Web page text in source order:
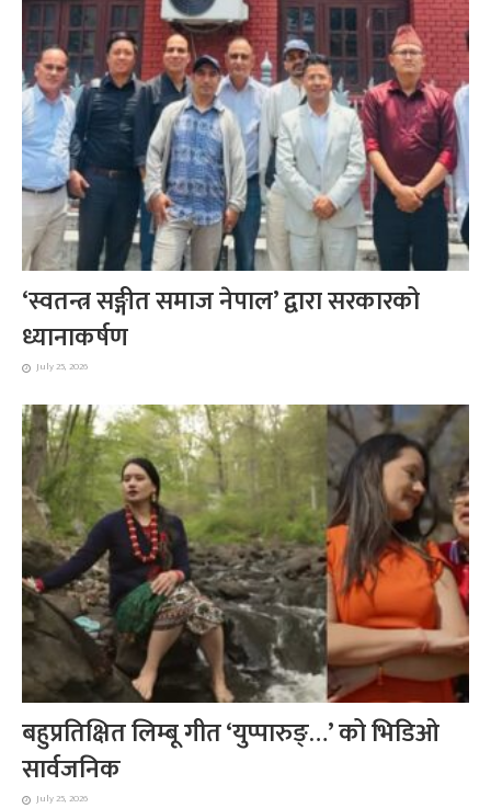
‘स्वतन्त्र सङ्गीत समाज नेपाल’ द्वारा सरकारको
ध्यानाकर्षण
July 25, 2026
बहुप्रतिक्षित लिम्बू गीत ‘युप्पारुङ्…’ को भिडिओ
सार्वजनिक
July 25, 2026